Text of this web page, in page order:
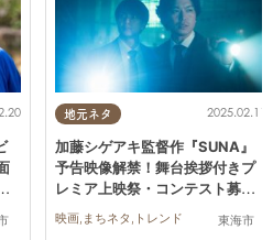
地元ネタ
東海市
2025.02.11
加藤シゲアキ監督作『SUNA』
予告映像解禁！舞台挨拶付きプ
レミア上映祭・コンテスト募集
ほか最新情報続々【MIRRORLIA
R FILMS Season7】
映画,まちネタ,トレンド